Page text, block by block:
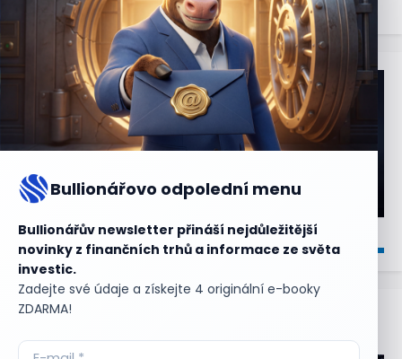
Bullionářovo odpolední menu
Bullionářův newsletter přináší nejdůležitější
novinky z finančních trhů a informace ze světa
investic.
Zadejte své údaje a získejte 4 originální e-booky
ZDARMA!Aktuální